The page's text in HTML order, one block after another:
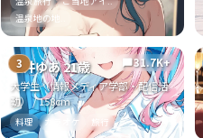
温泉地の地..
3 chat_bubble31.7K+
今井ゆあ 21歳
大学生（情報メディア学部・配信活
動） / 158cm
料理 カラオケ 旅行